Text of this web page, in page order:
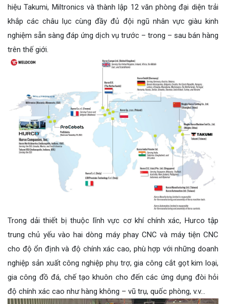
hiệu Takumi, Miltronics và thành lập 12 văn phòng đại diện trải
khắp các châu lục cùng đầy đủ đội ngũ nhân vực giàu kinh
nghiệm sẵn sàng đáp ứng dịch vụ trước – trong – sau bán hàng
trên thế giới.
Trong dải thiết bị thuộc lĩnh vực cơ khí chính xác, Hurco tập
trung chủ yếu vào hai dòng máy phay CNC và máy tiện CNC
cho độ ổn định và độ chính xác cao, phù hợp với những doanh
nghiệp sản xuất công nghiệp phụ trợ, gia công cắt gọt kim loại,
gia công đồ đá, chế tạo khuôn cho đến các ứng dụng đòi hỏi
độ chính xác cao như hàng không – vũ trụ, quốc phòng, v.v…